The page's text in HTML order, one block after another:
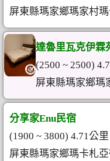
屏東縣瑪家鄉瑪家村
達魯里瓦克伊霖
(2500 ~ 2500)
屏東縣瑪家鄉瑪
分享家Enu民宿
(1900 ~ 3800) 4.71公里
屏東縣瑪家鄉瑪卡札